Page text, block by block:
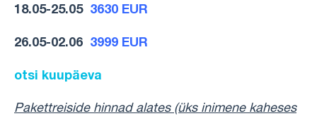
18.05-25.05 3630 EUR
26.05-02.06 3999 EUR
otsi kuupäeva
Pakettreiside hinnad alates (üks inimene kaheses